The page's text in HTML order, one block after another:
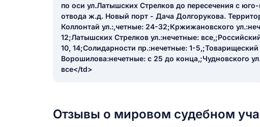
по оси ул.Латышских Стрелков до пересечения с
отвода ж.д. Новый порт - Дача Долгорукова.
Коллонтай ул.:,четные: 24-32;Кржижановского
12;Латышских Стрелков ул.:нечетные:
10, 14;Солидарности пр.:нечетные: 1-
Ворошилова:нечетные: с 25 до конца,;Чудновского
все</td>
Отзывы о мировом судебном
ОСТАВИТЬ
разрешить публикацию отзыва
НАЙТИ МЕНЯ
СОХРАНИТЬ